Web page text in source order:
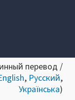
перевод /
, Русский,
Українська)